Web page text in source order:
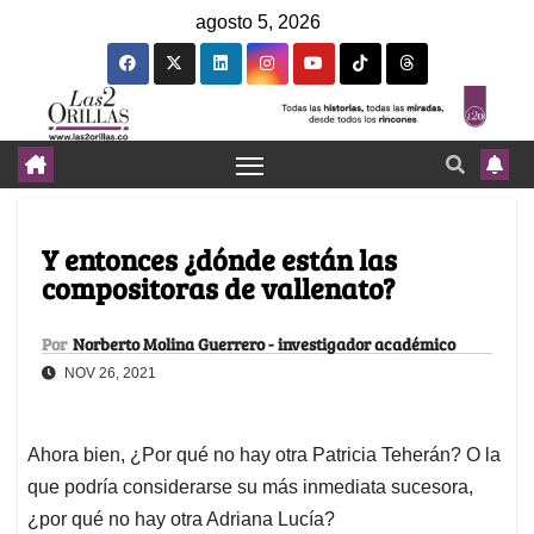
agosto 5, 2026
Y entonces ¿dónde están las
compositoras de vallenato?
Por Norberto Molina Guerrero - investigador académico
NOV 26, 2021
Ahora bien, ¿Por qué no hay otra Patricia Teherán? O la
que podría considerarse su más inmediata sucesora,
¿por qué no hay otra Adriana Lucía?